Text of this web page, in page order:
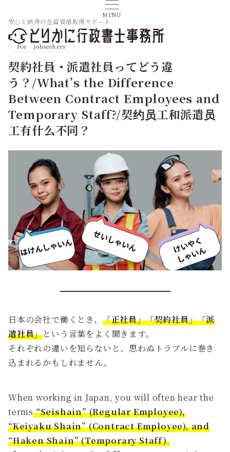
MENU
安心と納得の在留資格取得サポート
For jobseekers
契約社員・派遣社員ってどう違
う？/What’s the Difference
Between Contract Employees and
Temporary Staff?/契约员工和派遣员
工有什么不同？
日本の会社で働くとき、 「正社員」「契約社員」「派
遣社員」という言葉をよく聞きます。
それぞれの違いを知らないと、思わぬトラブルに巻き
込まれるかもしれません。
When working in Japan, you will often hear the
terms “Seishain” (Regular Employee),
“Keiyaku Shain” (Contract Employee), and
“Haken Shain” (Temporary Staff).